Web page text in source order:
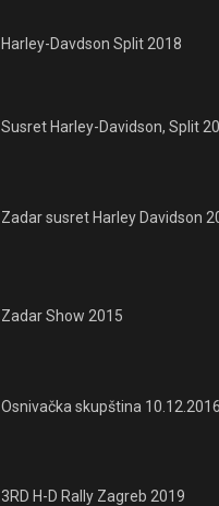
Harley-Davdson Split 2018
Susret Harley-Davidson, Split
Zadar susret Harley Davidson
Zadar Show 2015
Osnivačka skupština 10.12.2016
3RD H-D Rally Zagreb 2019